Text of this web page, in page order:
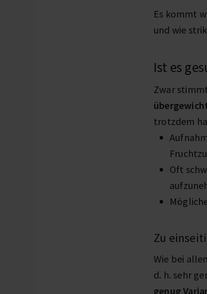
Es kommt
und wie
Ist es
Zwar
trotzdem
Oft
Zu
Wie bei
d. h. sehr
genug